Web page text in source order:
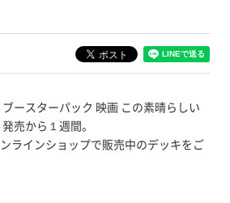
ースターパック 映画 この素晴らしい
売から１週間。
ラインショップで販売中のデッキをご